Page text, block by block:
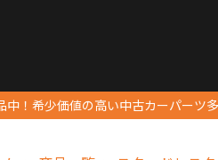
中！希少価値の高い中古カーパーツ